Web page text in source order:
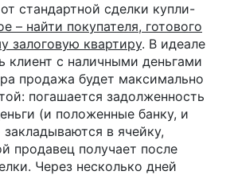
стандартной сделки купли-
– найти покупателя, готового
залоговую квартиру. В идеале
клиент с наличными деньгами
продажа будет максимально
погашается задолженность
(и положенные банку, и
в ячейку,
продавец получает после
Через несколько дней